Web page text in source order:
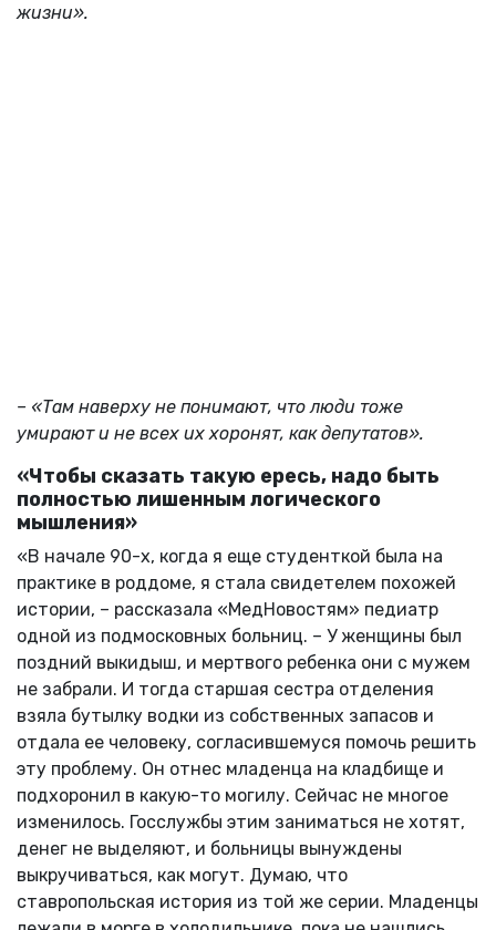
жизни».
– «Там наверху не понимают, что люди тоже
умирают и не всех их хоронят, как депутатов».
«Чтобы сказать такую ересь, надо быть
полностью лишенным логического
мышления»
«В начале 90-х, когда я еще студенткой была на
практике в роддоме, я стала свидетелем похожей
истории, – рассказала «МедНовостям» педиатр
одной из подмосковных больниц. – У женщины был
поздний выкидыш, и мертвого ребенка они с мужем
не забрали. И тогда старшая сестра отделения
взяла бутылку водки из собственных запасов и
отдала ее человеку, согласившемуся помочь решить
эту проблему. Он отнес младенца на кладбище и
подхоронил в какую-то могилу. Сейчас не многое
изменилось. Госслужбы этим заниматься не хотят,
денег не выделяют, и больницы вынуждены
выкручиваться, как могут. Думаю, что
ставропольская история из той же серии. Младенцы